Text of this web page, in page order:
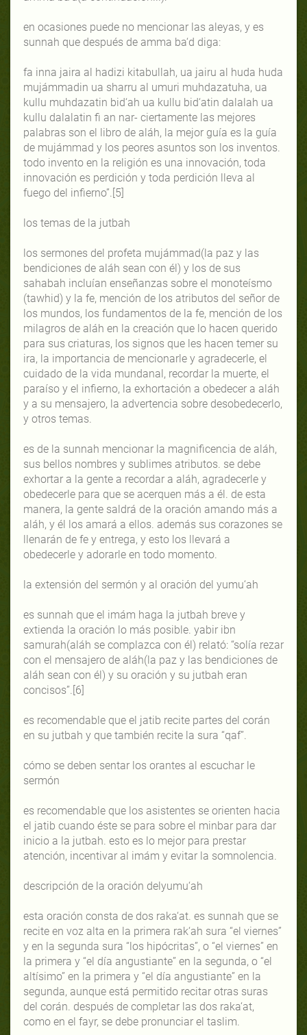
en ocasiones puede no mencionar las aleyas, y es
sunnah que después de amma ba‘d diga:
fa inna jaira al hadizi kitabullah, ua jairu al huda huda
mujámmadin ua sharru al umuri muhdazatuha, ua
kullu muhdazatin bid‘ah ua kullu bid‘atin dalalah ua
kullu dalalatin fi an nar- ciertamente las mejores
palabras son el libro de aláh, la mejor guía es la guía
de mujámmad y los peores asuntos son los inventos.
todo invento en la religión es una innovación, toda
innovación es perdición y toda perdición lleva al
fuego del infierno”.[5]
los temas de la jutbah
los sermones del profeta mujámmad(la paz y las
bendiciones de aláh sean con él) y los de sus
sahabah incluían enseñanzas sobre el monoteísmo
(tawhid) y la fe, mención de los atributos del señor de
los mundos, los fundamentos de la fe, mención de los
milagros de aláh en la creación que lo hacen querido
para sus criaturas, los signos que les hacen temer su
ira, la importancia de mencionarle y agradecerle, el
cuidado de la vida mundanal, recordar la muerte, el
paraíso y el infierno, la exhortación a obedecer a aláh
y a su mensajero, la advertencia sobre desobedecerlo,
y otros temas.
es de la sunnah mencionar la magnificencia de aláh,
sus bellos nombres y sublimes atributos. se debe
exhortar a la gente a recordar a aláh, agradecerle y
obedecerle para que se acerquen más a él. de esta
manera, la gente saldrá de la oración amando más a
aláh, y él los amará a ellos. además sus corazones se
llenarán de fe y entrega, y esto los llevará a
obedecerle y adorarle en todo momento.
la extensión del sermón y al oración del yumu‘ah
es sunnah que el imám haga la jutbah breve y
extienda la oración lo más posible. yabir ibn
samurah(aláh se complazca con él) relató: “solía rezar
con el mensajero de aláh(la paz y las bendiciones de
aláh sean con él) y su oración y su jutbah eran
concisos”.[6]
es recomendable que el jatib recite partes del corán
en su jutbah y que también recite la sura “qaf”.
cómo se deben sentar los orantes al escuchar le
sermón
es recomendable que los asistentes se orienten hacia
el jatib cuando éste se para sobre el minbar para dar
inicio a la jutbah. esto es lo mejor para prestar
atención, incentivar al imám y evitar la somnolencia.
descripción de la oración delyumu‘ah
esta oración consta de dos raka‘at. es sunnah que se
recite en voz alta en la primera rak‘ah sura “el viernes”
y en la segunda sura “los hipócritas”, o “el viernes” en
la primera y “el día angustiante” en la segunda, o “el
altísimo” en la primera y “el día angustiante” en la
segunda, aunque está permitido recitar otras suras
del corán. después de completar las dos raka‘at,
como en el fayr, se debe pronunciar el taslim.